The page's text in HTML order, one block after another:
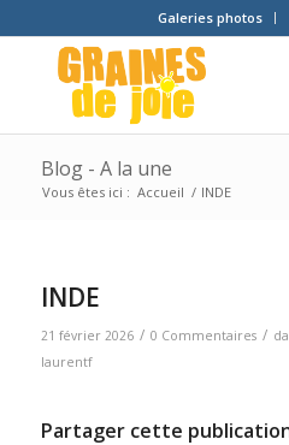
Galeries photos
Blog - A la une
Vous êtes ici : Accueil / INDE
INDE
21 février 2026 / 0 Commentaires /
laurentf
Partager cette